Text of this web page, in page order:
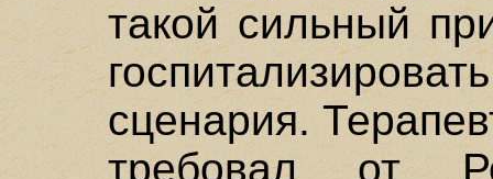
такой сильный
сценария.
требовал от